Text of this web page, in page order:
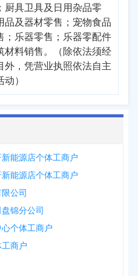
厨具卫具及日用杂品零
品及器材零售；宠物食品
；乐器零售；乐器零配件
材料销售。（除依法须经
外，凭营业执照依法自主
）
能源店个体工商户
能源店个体工商户
公司
锦分公司
个体工商户
商户